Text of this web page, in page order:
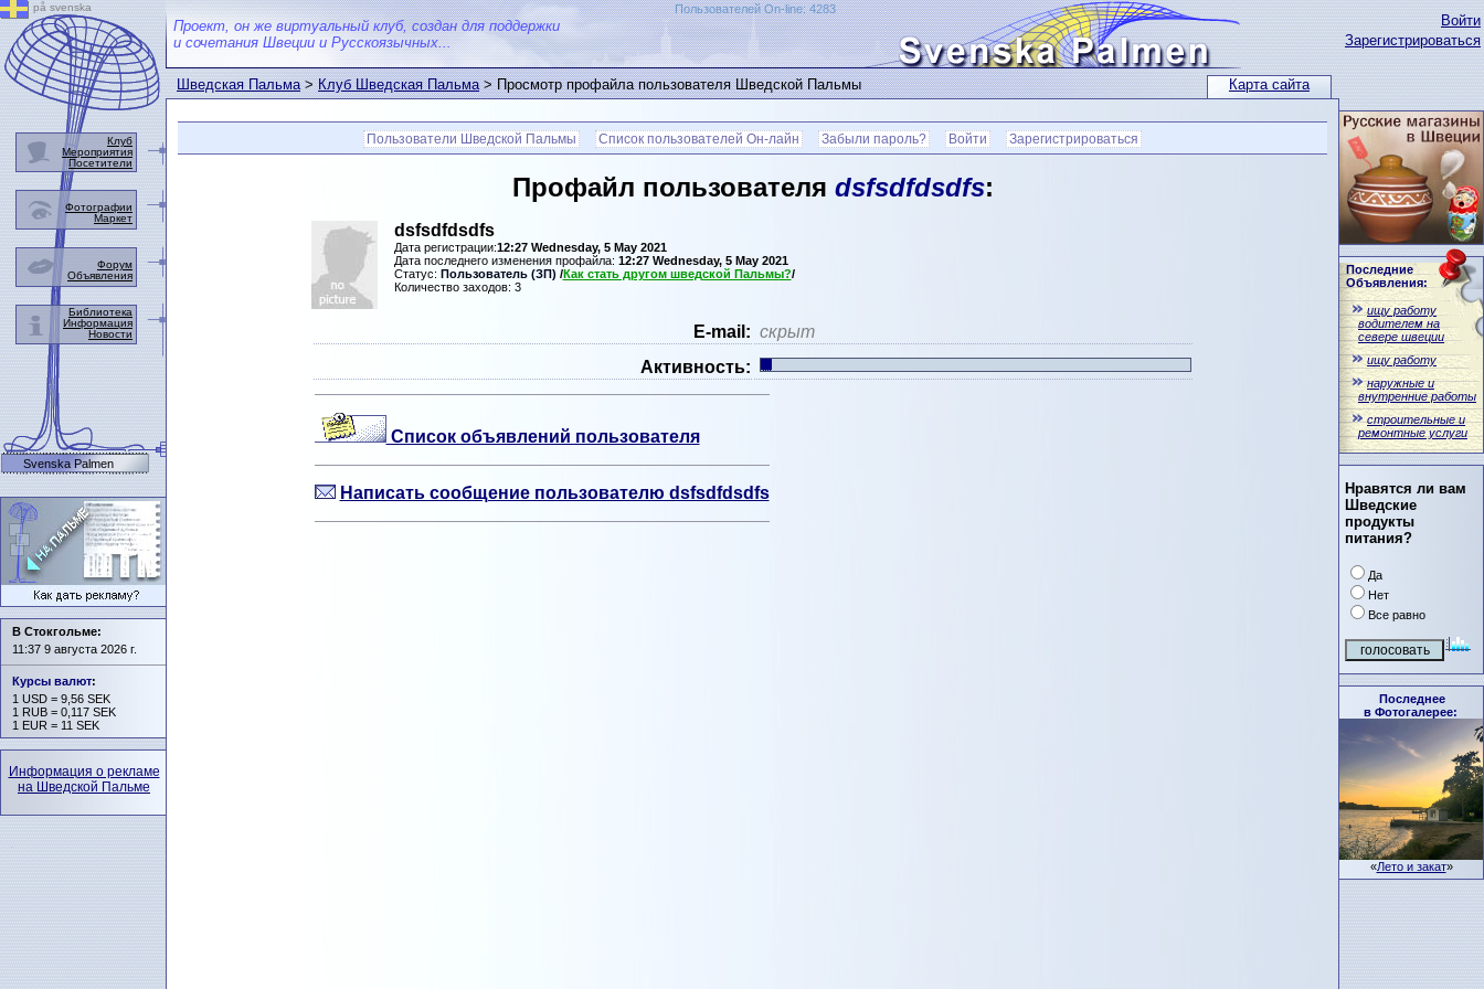
Карта сайта
Войти
Зарегистрироваться
Последние
Объявления:
ищу работу
водителем на
севере швеции
ищу работу
наружные и
внутренние работы
строительные и
ремонтные услуги
Нравятся ли вам
Шведские
продукты
питания?
Да
Нет
Все равно
Последнее
в Фотогалерее:
«Лето и закат»
Проект, он же виртуальный клуб, создан для поддержки
и сочетания Швеции и Русскоязычных...
Пользователей On-line: 4283
Шведская Пальма>Клуб Шведская Пальма> Просмотр профайла пользователя Шведской Пальмы
Пользователи Шведской Пальмы Список пользователей Он-лайн Забыли пароль? Войти Зарегистрироваться
Профайл пользователя dsfsdfdsdfs:
dsfsdfdsdfs
Дата регистрации:12:27 Wednesday, 5 May 2021
Дата последнего изменения профайла: 12:27 Wednesday, 5 May 2021
Статус: Пользователь (ЗП) /Как стать другом шведской Пальмы?/
Количество заходов: 3
Е-mail: скрыт
Активность:
Список объявлений пользователя
Написать сообщение пользователю dsfsdfdsdfs
på svenska
Клуб
Мероприятия
Посетители
Фотографии
Маркет
Форум
Объявления
Библиотека
Информация
Новости
Svenska Palmen
В Стокгольме:
11:37 9 августа 2026 г.
Курсы валют:
1 USD = 9,56 SEK
1 RUB = 0,117 SEK
1 EUR = 11 SEK
Информация о рекламе
на Шведской Пальме